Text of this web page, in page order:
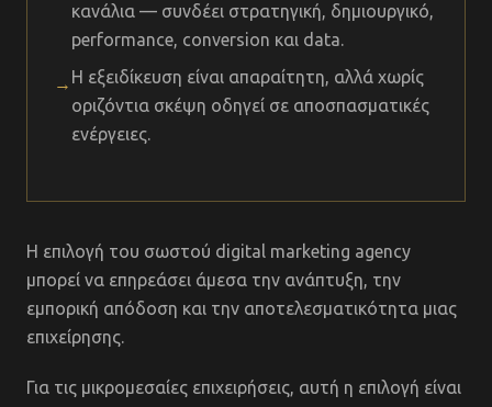
κανάλια — συνδέει στρατηγική, δημιουργικό,
performance, conversion και data.
→ Η εξειδίκευση είναι απαραίτητη, αλλά χωρίς
οριζόντια σκέψη οδηγεί σε αποσπασματικές
ενέργειες.
Η επιλογή του σωστού digital marketing agency
μπορεί να επηρεάσει άμεσα την ανάπτυξη, την
εμπορική απόδοση και την αποτελεσματικότητα μιας
επιχείρησης.
Για τις μικρομεσαίες επιχειρήσεις, αυτή η επιλογή είναι